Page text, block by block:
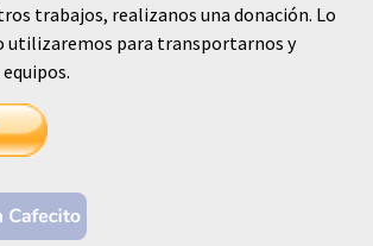
trabajos, realizanos una donación. Lo
utilizaremos para transportarnos y